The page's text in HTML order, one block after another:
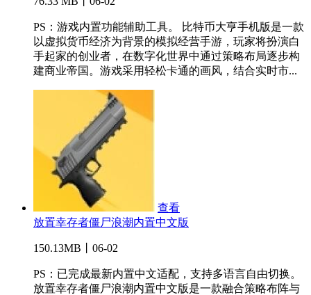
PS：游戏内置功能辅助工具。 比特币大亨手机版是一款
以虚拟货币经济为背景的模拟经营手游，玩家将扮演白
手起家的创业者，在数字化世界中通过策略布局逐步构
建商业帝国。游戏采用轻松卡通的画风，结合实时市...
查看
放置幸存者僵尸浪潮内置中文版
150.13MB丨06-02
PS：已完成最新内置中文适配，支持多语言自由切换。
放置幸存者僵尸浪潮内置中文版是一款融合策略布阵与